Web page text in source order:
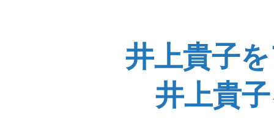
井上貴子
井上貴